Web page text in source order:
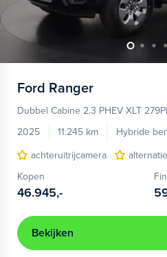
Ford Ranger
Dubbel Cabine 2.3 PHEV XLT
2025
11.245 km Hybride
achteruitrijcamera
Kopen
46.945,-
Bekijken